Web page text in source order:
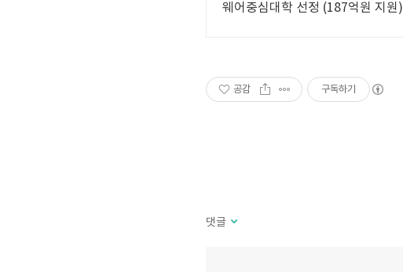
웨어중심대학 선정 (187억원 지원)
공감 구독하기
댓글